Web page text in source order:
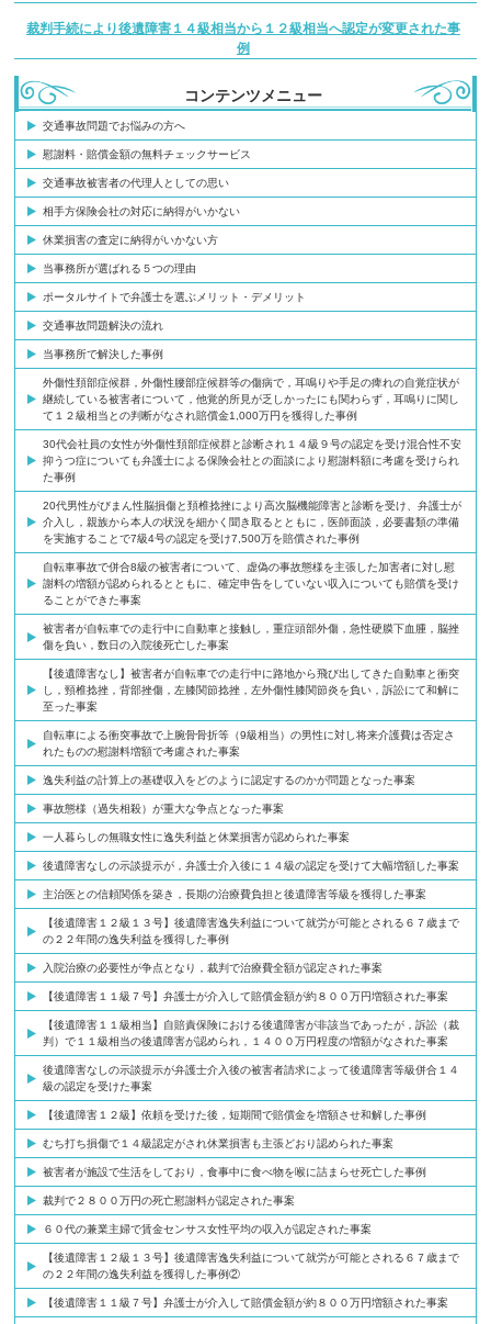
裁判手続により後遺障害１４級相当から１２級相当へ認定が変更された事
例
コンテンツメニュー
交通事故問題でお悩みの方へ
慰謝料・賠償金額の無料チェックサービス
交通事故被害者の代理人としての思い
相手方保険会社の対応に納得がいかない
休業損害の査定に納得がいかない方
当事務所が選ばれる５つの理由
ポータルサイトで弁護士を選ぶメリット・デメリット
交通事故問題解決の流れ
当事務所で解決した事例
外傷性頚部症候群，外傷性腰部症候群等の傷病で，耳鳴りや手足の痺れの自覚症状が
継続している被害者について，他覚的所見が乏しかったにも関わらず，耳鳴りに関し
て１２級相当との判断がなされ賠償金1,000万円を獲得した事例
30代会社員の女性が外傷性頚部症候群と診断され１４級９号の認定を受け混合性不安
抑うつ症についても弁護士による保険会社との面談により慰謝料額に考慮を受けられ
た事例
20代男性がびまん性脳損傷と頚椎捻挫により高次脳機能障害と診断を受け、弁護士が
介入し，親族から本人の状況を細かく聞き取るとともに，医師面談，必要書類の準備
を実施することで7級4号の認定を受け7,500万を賠償された事例
自転車事故で併合8級の被害者について、虚偽の事故態様を主張した加害者に対し慰
謝料の増額が認められるとともに、確定申告をしていない収入についても賠償を受け
ることができた事案
被害者が自転車での走行中に自動車と接触し，重症頭部外傷，急性硬膜下血腫，脳挫
傷を負い，数日の入院後死亡した事案
【後遺障害なし】被害者が自転車での走行中に路地から飛び出してきた自動車と衝突
し，頸椎捻挫，背部挫傷，左膝関節捻挫，左外傷性膝関節炎を負い，訴訟にて和解に
至った事案
自転車による衝突事故で上腕骨骨折等（9級相当）の男性に対し将来介護費は否定さ
れたものの慰謝料増額で考慮された事案
逸失利益の計算上の基礎収入をどのように認定するのかが問題となった事案
事故態様（過失相殺）が重大な争点となった事案
一人暮らしの無職女性に逸失利益と休業損害が認められた事案
後遺障害なしの示談提示が，弁護士介入後に１４級の認定を受けて大幅増額した事案
主治医との信頼関係を築き，長期の治療費負担と後遺障害等級を獲得した事案
【後遺障害１２級１３号】後遺障害逸失利益について就労が可能とされる６７歳まで
の２２年間の逸失利益を獲得した事例
入院治療の必要性が争点となり，裁判で治療費全額が認定された事案
【後遺障害１１級７号】弁護士が介入して賠償金額が約８００万円増額された事案
【後遺障害１１級相当】自賠責保険における後遺障害が非該当であったが，訴訟（裁
判）で１１級相当の後遺障害が認められ，１４００万円程度の増額がなされた事案
後遺障害なしの示談提示が弁護士介入後の被害者請求によって後遺障害等級併合１４
級の認定を受けた事案
【後遺障害１２級】依頼を受けた後，短期間で賠償金を増額させ和解した事例
むち打ち損傷で１４級認定がされ休業損害も主張どおり認められた事案
被害者が施設で生活をしており，食事中に食べ物を喉に詰まらせ死亡した事例
裁判で２８００万円の死亡慰謝料が認定された事案
６０代の兼業主婦で賃金センサス女性平均の収入が認定された事案
【後遺障害１２級１３号】後遺障害逸失利益について就労が可能とされる６７歳まで
の２２年間の逸失利益を獲得した事例②
【後遺障害１１級７号】弁護士が介入して賠償金額が約８００万円増額された事案